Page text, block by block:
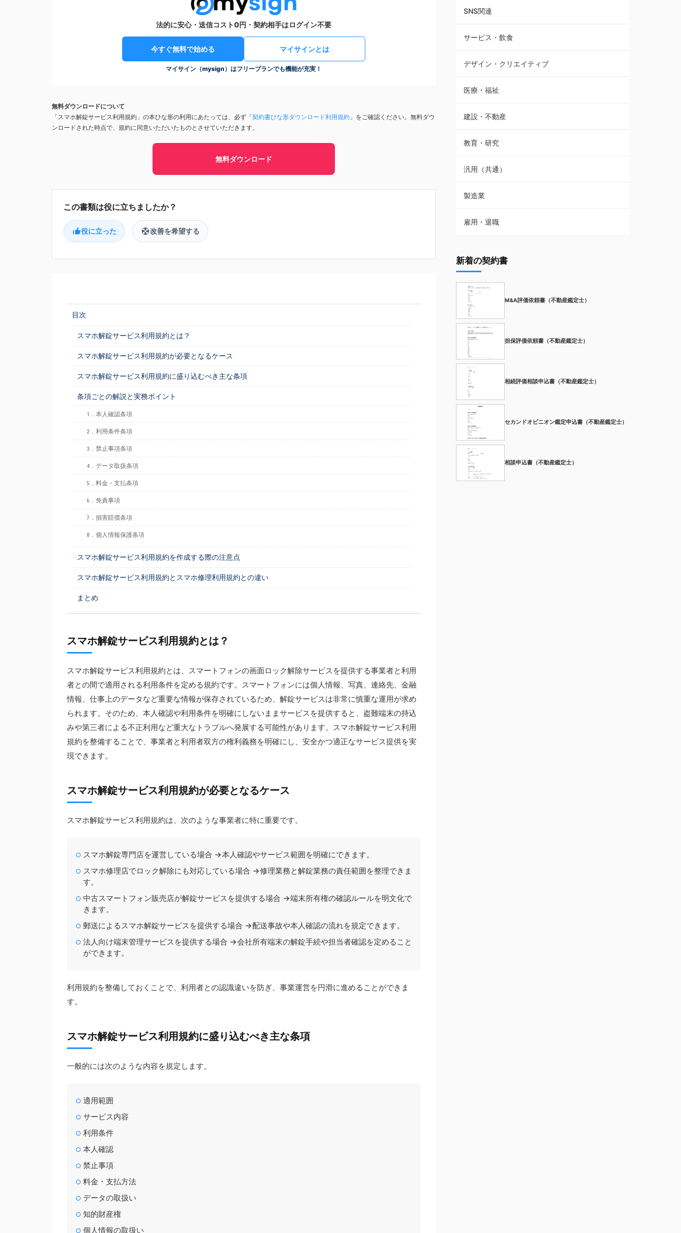
法的に安心・送信コスト0円・契約相手はログイン不要
今すぐ無料で始める マイサインとは
マイサイン（mysign）はフリープランでも機能が充実！
無料ダウンロードについて
「スマホ解錠サービス利用規約」の本ひな形の利用にあたっては、必ず「契約書ひな形ダウンロード利用規約 」をご確認ください。無料ダウ
ンロードされた時点で、規約に同意いただいたものとさせていただきます。
無料ダウンロード
役に立った 改善を希望する
目次
スマホ解錠サービス利用規約とは？
スマホ解錠サービス利用規約が必要となるケース
スマホ解錠サービス利用規約に盛り込むべき主な条項
条項ごとの解説と実務ポイント
1．本人確認条項
2．利用条件条項
3．禁止事項条項
4．データ取扱条項
5．料金・支払条項
6．免責事項
7．損害賠償条項
8．個人情報保護条項
スマホ解錠サービス利用規約を作成する際の注意点
スマホ解錠サービス利用規約とスマホ修理利用規約との違い
まとめ
スマホ解錠サービス利用規約とは？
スマホ解錠サービス利用規約とは、スマートフォンの画面ロック解除サービスを提供する事業者と利用
者との間で適用される利用条件を定める規約です。スマートフォンには個人情報、写真、連絡先、金融
情報、仕事上のデータなど重要な情報が保存されているため、解錠サービスは非常に慎重な運用が求め
られます。そのため、本人確認や利用条件を明確にしないままサービスを提供すると、盗難端末の持込
みや第三者による不正利用など重大なトラブルへ発展する可能性があります。スマホ解錠サービス利用
規約を整備することで、事業者と利用者双方の権利義務を明確にし、安全かつ適正なサービス提供を実
現できます。
スマホ解錠サービス利用規約が必要となるケース
スマホ解錠サービス利用規約は、次のような事業者に特に重要です。
スマホ解錠専門店を運営している場合 →本人確認やサービス範囲を明確にできます。
スマホ修理店でロック解除にも対応している場合 →修理業務と解錠業務の責任範囲を整理できま
す。
中古スマートフォン販売店が解錠サービスを提供する場合 →端末所有権の確認ルールを明文化で
きます。
郵送によるスマホ解錠サービスを提供する場合 →配送事故や本人確認の流れを規定できます。
法人向け端末管理サービスを提供する場合 →会社所有端末の解錠手続や担当者確認を定めること
ができます。
利用規約を整備しておくことで、利用者との認識違いを防ぎ、事業運営を円滑に進めることができま
す。
スマホ解錠サービス利用規約に盛り込むべき主な条項
一般的には次のような内容を規定します。
適用範囲
サービス内容
利用条件
本人確認
禁止事項
料金・支払方法
データの取扱い
知的財産権
個人情報の取扱い
SNS関連
サービス・飲食
デザイン・クリエイティブ
医療・福祉
建設・不動産
教育・研究
汎用（共通）
製造業
雇用・退職
新着の契約書
M&A評価依頼書（不動産鑑定士）
担保評価依頼書（不動産鑑定士）
相続評価相談申込書（不動産鑑定士）
セカンドオピニオン鑑定申込書（不動産鑑定士）
相談申込書（不動産鑑定士）